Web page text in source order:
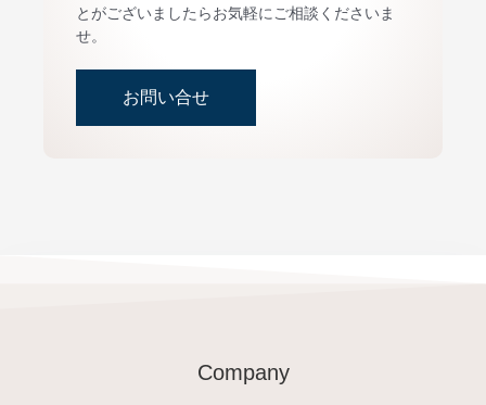
とがございましたらお気軽にご相談くださいま
せ。
お問い合せ
Company